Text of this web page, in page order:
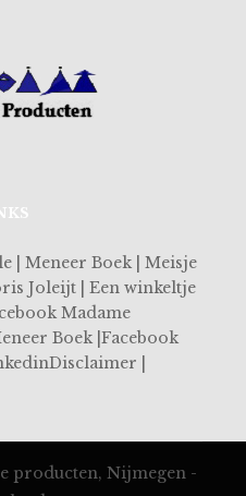
| Meneer Boek | Meisje
Joleijt | Een winkeltje
Madame
Boek |Facebook
|
producten, Nijmegen -